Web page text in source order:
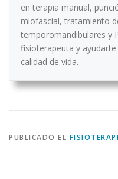
en terapia manual,
miofascial, tratamiento
temporomandibulares y
fisioterapeuta y
calidad de vida.
PUBLICADO EL